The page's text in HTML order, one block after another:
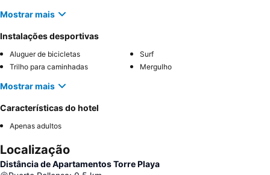
Mostrar mais
Instalações desportivas
Aluguer de bicicletas
Surf
Trilho para caminhadas
Mergulho
Mostrar mais
Características do hotel
Apenas adultos
Localização
Distância de Apartamentos Torre Playa